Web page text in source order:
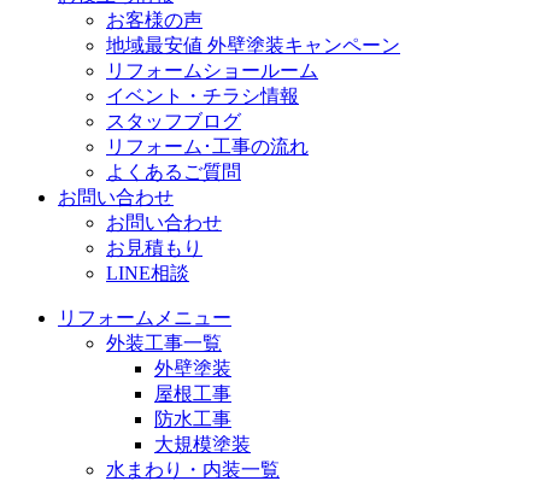
お客様の声
地域最安値 外壁塗装キャンペーン
リフォームショールーム
イベント・チラシ情報
スタッフブログ
リフォーム･工事の流れ
よくあるご質問
お問い合わせ
お問い合わせ
お見積もり
LINE相談
リフォームメニュー
外装工事一覧
外壁塗装
屋根工事
防水工事
大規模塗装
水まわり・内装一覧